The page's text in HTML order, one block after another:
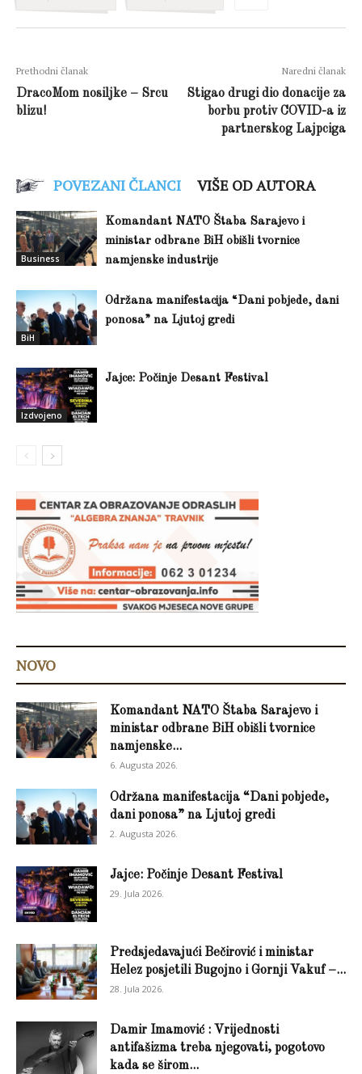
Prethodni članak
DracoMom nosiljke – Srcu
blizu!
Naredni članak
Stigao drugi dio donacije za
borbu protiv COVID-a iz
partnerskog Lajpciga
POVEZANI ČLANCI VIŠE OD AUTORA
Business
Komandant NATO Štaba Sarajevo i
ministar odbrane BiH obišli tvornice
namjenske industrije
BiH
Održana manifestacija “Dani pobjede, dani
ponosa” na Ljutoj gredi
Izdvojeno
Jajce: Počinje Desant Festival
NOVO
Komandant NATO Štaba Sarajevo i
ministar odbrane BiH obišli tvornice
namjenske...
6. Augusta 2026.
Održana manifestacija “Dani pobjede,
dani ponosa” na Ljutoj gredi
2. Augusta 2026.
Jajce: Počinje Desant Festival
29. Jula 2026.
Predsjedavajući Bečirović i ministar
Helez posjetili Bugojno i Gornji Vakuf –...
28. Jula 2026.
Damir Imamović : Vrijednosti
antifašizma treba njegovati, pogotovo
kada se širom...